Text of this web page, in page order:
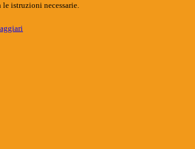
istruzioni necessarie.